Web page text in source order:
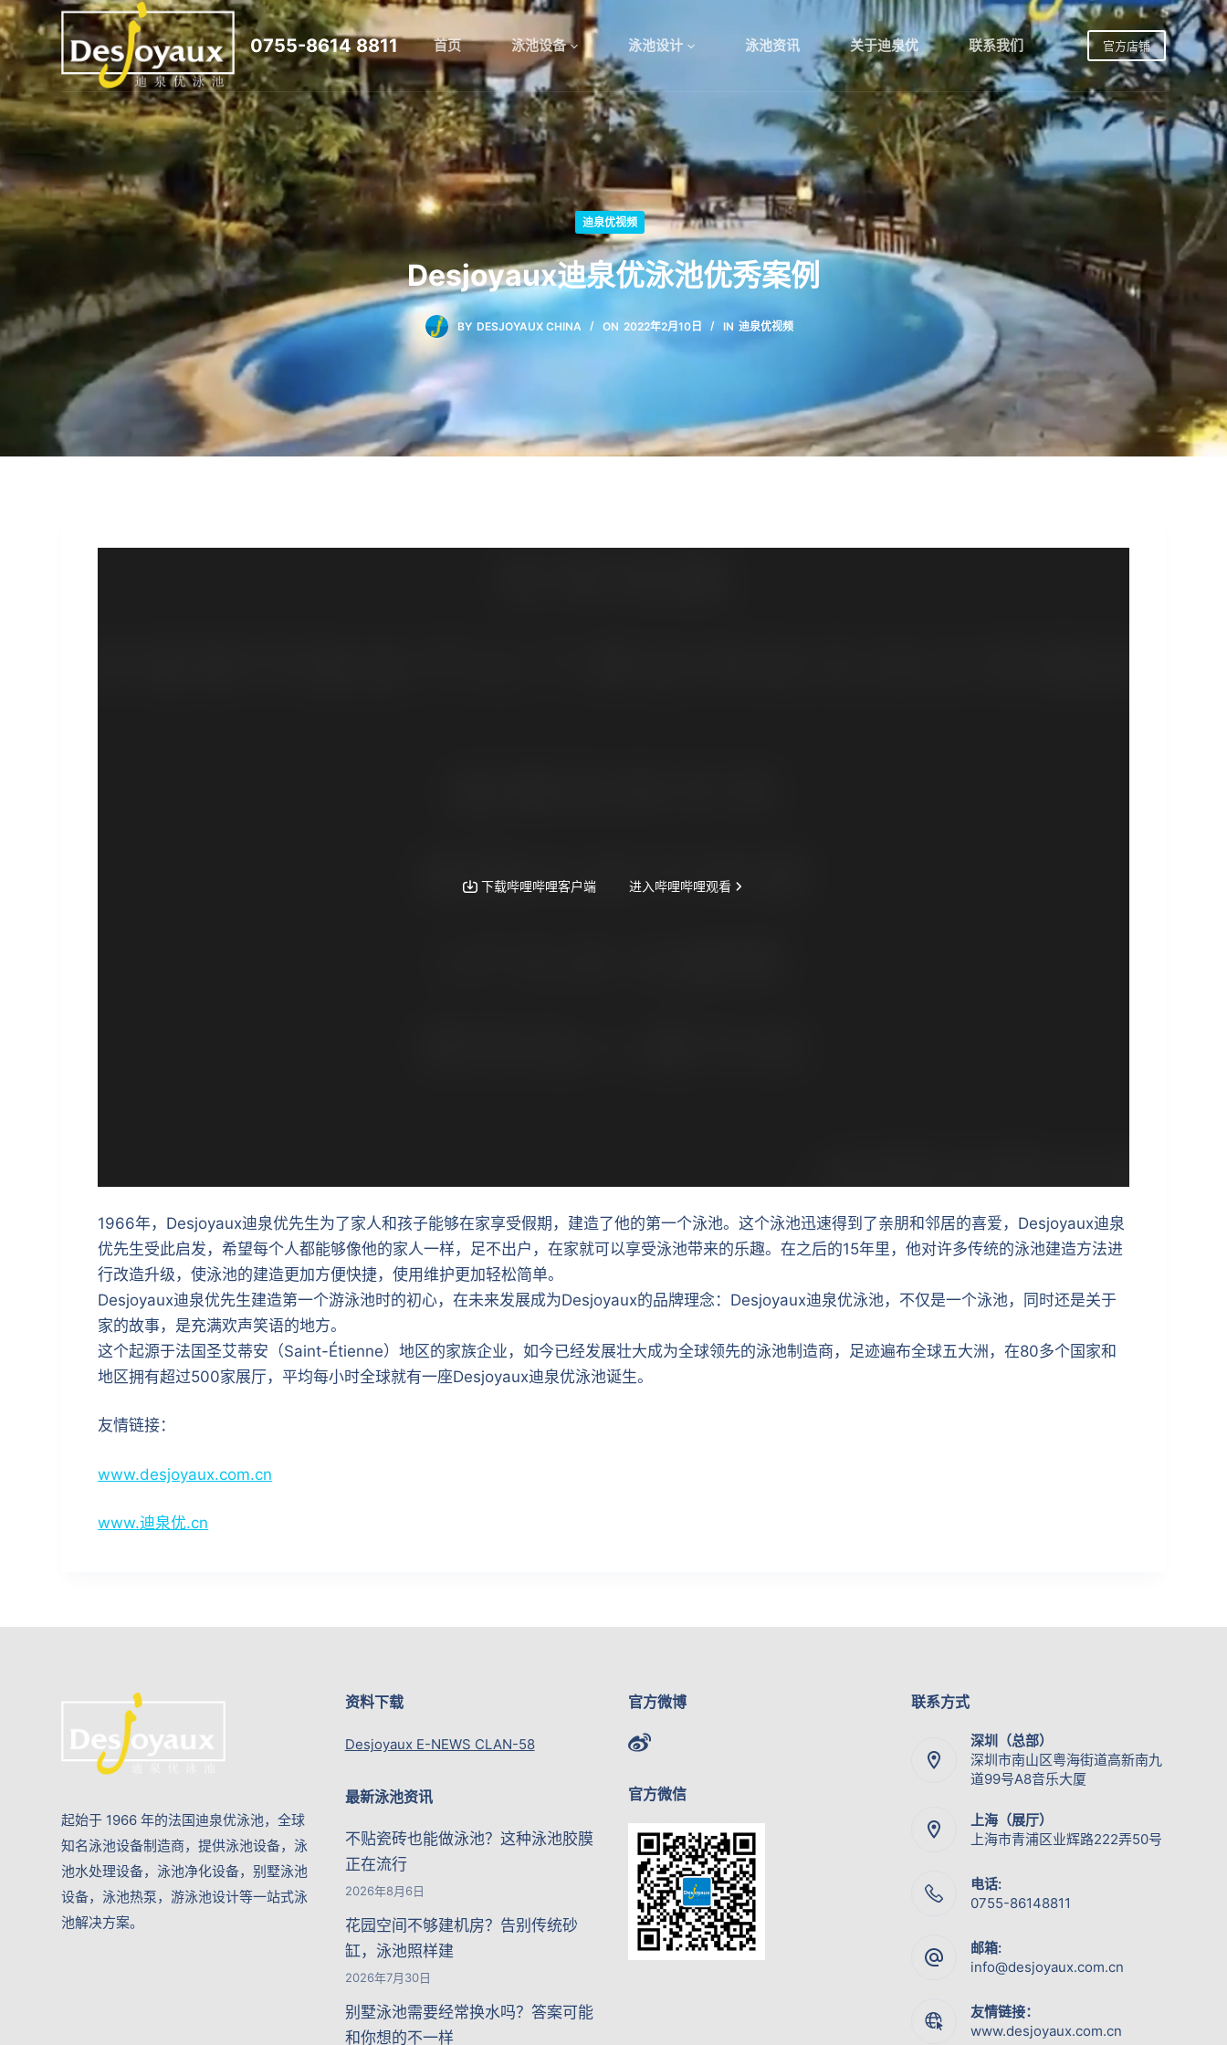
跳
过
内
容
0755-8614 8811 首页 泳池设备 泳池设计 泳池资讯 关于迪泉优 联系我们 官方店铺
迪泉优视频
Desjoyaux迪泉优泳池优秀案例
BY DESJOYAUX CHINA ON 2022年2月10日 IN 迪泉优视频
1966年，Desjoyaux迪泉优先生为了家人和孩子能够在家享受假期，建造了他的第一个泳池。这个泳池迅速得到了亲朋和邻居的喜爱，Desjoyaux迪泉
优先生受此启发，希望每个人都能够像他的家人一样，足不出户，在家就可以享受泳池带来的乐趣。在之后的15年里，他对许多传统的泳池建造方法进
行改造升级，使泳池的建造更加方便快捷，使用维护更加轻松简单。
Desjoyaux迪泉优先生建造第一个游泳池时的初心，在未来发展成为Desjoyaux的品牌理念：Desjoyaux迪泉优泳池，不仅是一个泳池，同时还是关于
家的故事，是充满欢声笑语的地方。
这个起源于法国圣艾蒂安（Saint-Étienne）地区的家族企业，如今已经发展壮大成为全球领先的泳池制造商，足迹遍布全球五大洲，在80多个国家和
地区拥有超过500家展厅，平均每小时全球就有一座Desjoyaux迪泉优泳池诞生。
友情链接：
www.desjoyaux.com.cn
www.迪泉优.cn
起始于 1966 年的法国迪泉优泳池，全球
知名泳池设备制造商，提供泳池设备，泳
池水处理设备，泳池净化设备，别墅泳池
设备，泳池热泵，游泳池设计等一站式泳
池解决方案。
资料下载
Desjoyaux E-NEWS CLAN-58
最新泳池资讯
不贴瓷砖也能做泳池？这种泳池胶膜
正在流行
2026年8月6日
花园空间不够建机房？告别传统砂
缸，泳池照样建
2026年7月30日
别墅泳池需要经常换水吗？答案可能
和你想的不一样
官方微博
官方微信
联系方式
深圳（总部）
深圳市南山区粤海街道高新南九
道99号A8音乐大厦
上海（展厅）
上海市青浦区业辉路222弄50号
电话:
0755-86148811
邮箱:
info@desjoyaux.com.cn
友情链接：
www.desjoyaux.com.cn